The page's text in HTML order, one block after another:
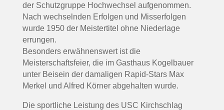
der Schutzgruppe Hochwechsel aufgenommen.
Nach wechselnden Erfolgen und Misserfolgen
wurde 1950 der Meistertitel ohne Niederlage
errungen.
Besonders erwähnenswert ist die
Meisterschaftsfeier, die im Gasthaus Kogelbauer
unter Beisein der damaligen Rapid-Stars Max
Merkel und Alfred Körner abgehalten wurde.
Die sportliche Leistung des USC Kirchschlag